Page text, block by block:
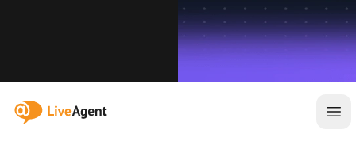
:site.title